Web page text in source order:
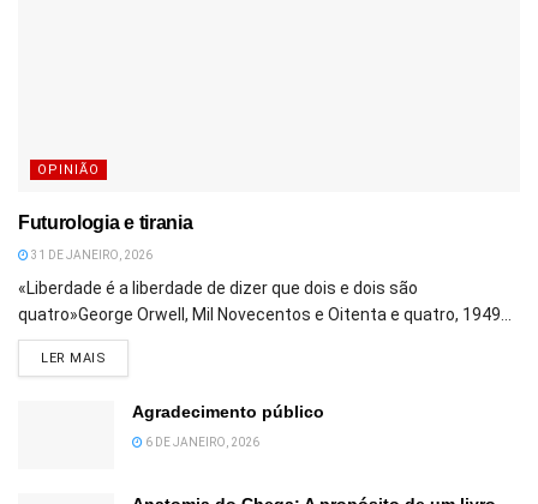
OPINIÃO
Futurologia e tirania
31 DE JANEIRO, 2026
«Liberdade é a liberdade de dizer que dois e dois são
quatro»George Orwell, Mil Novecentos e Oitenta e quatro, 1949...
LER MAIS
Agradecimento público
6 DE JANEIRO, 2026